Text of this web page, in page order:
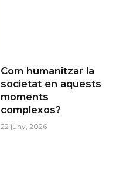
Com humanitzar la
societat en aquests
moments
complexos?
22 juny, 2026